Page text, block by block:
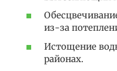
из-за
Истощение
районах.